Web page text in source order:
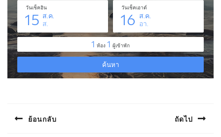
เรื่องย้อนกลับ ถัดไป